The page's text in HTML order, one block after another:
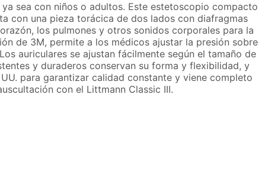
sea con niños o adultos. Este estetoscopio compacto
con una pieza torácica de dos lados con diafragmas
los pulmones y otros sonidos corporales para la
de 3M, permite a los médicos ajustar la presión sobre
auriculares se ajustan fácilmente según el tamaño de
y duraderos conservan su forma y flexibilidad, y
para garantizar calidad constante y viene completo
con el Littmann Classic III.